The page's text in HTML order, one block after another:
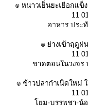
๏ หนาวเย็นยะเยือกแข็
11
อาหาร ประ
๏ ย่างเข้าฤดู
11
ขาดตอนในวงจร
๏ ข้าวปลากำเนิดใหม่
11
ม-บรรพชา-น้อ